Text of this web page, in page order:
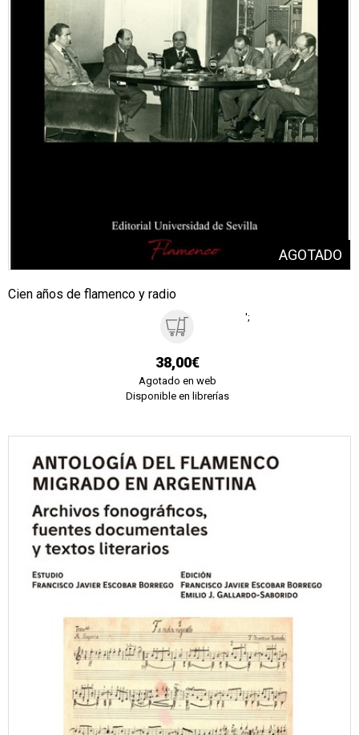
Cien años de flamenco y radio
38,00€
Agotado en web
Disponible en librerías
';